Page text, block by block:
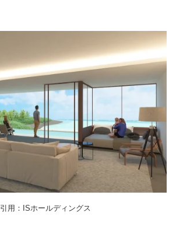
引用：ISホールディングス